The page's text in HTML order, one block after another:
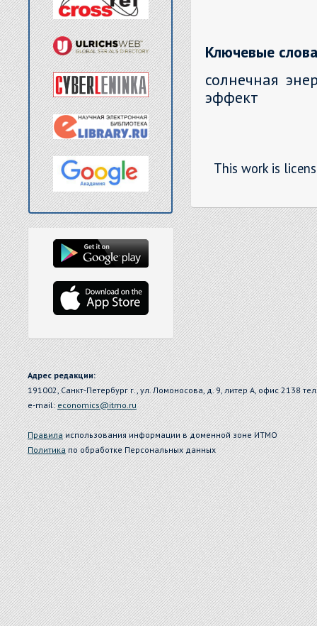
Ключевые
солнечная
эффект
This work is
Адрес редакции:
191002, Санкт-Петербург г., ул. Ломоносова, д. 9, литер А, офис 2138
e-mail:economics@itmo.ru
Правилаиспользования информации в доменной зоне ИТМО
Политикапо обработке Персональных данных